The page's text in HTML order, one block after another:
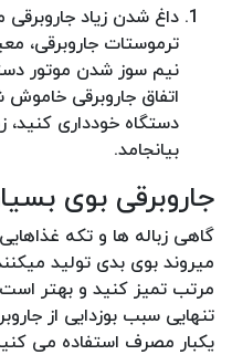
داغ شدن زیاد جاروبرقی
ترموستات جاروبرقی،
نیم سوز شدن موتور
اتفاق جاروبرقی
دستگاه خودداری
بیانجامد.
جاروبرقی بوی
گاهی زباله ها و تکه
میروند بوی بدی تولید
مرتب تمیز کنید و بهتر است
تنهایی سبب بوزدایی از
یکبار مصرف استفاده می